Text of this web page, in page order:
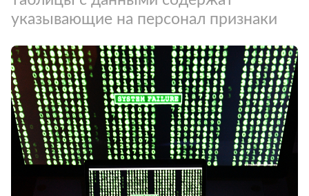
указывающие на персонал признаки